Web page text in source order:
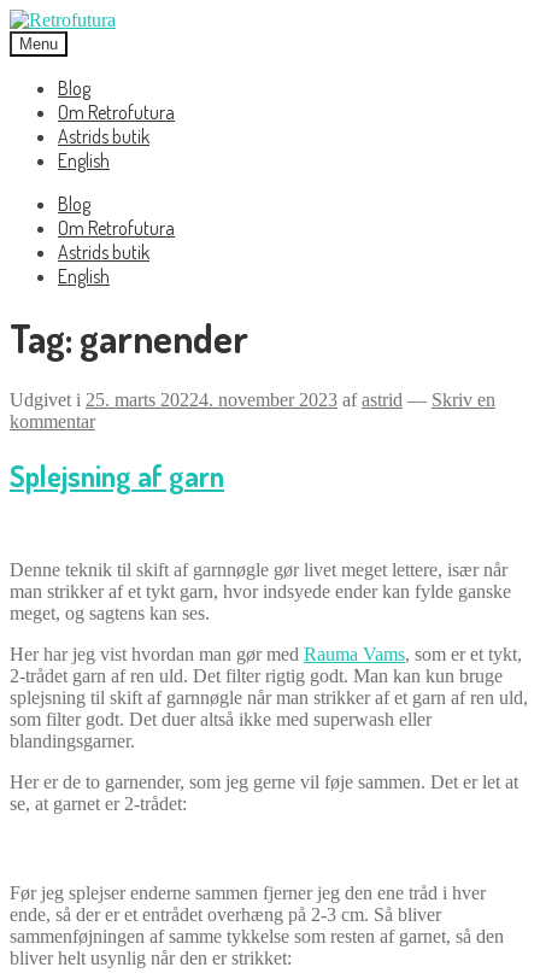
Spring
til
navigation
Spring
til
indhold
Menu
Blog
Om Retrofutura
Astrids butik
English
Blog
Om Retrofutura
Astrids butik
English
Tag:garnender
Udgivet i 25. marts 20224. november 2023 afastrid — Skriv en
kommentar
Splejsning af garn
Denne teknik til skift af garnnøgle gør livet meget lettere, især når
man strikker af et tykt garn, hvor indsyede ender kan fylde ganske
meget, og sagtens kan ses.
Her har jeg vist hvordan man gør med Rauma Vams, som er et tykt,
2-trådet garn af ren uld. Det filter rigtig godt. Man kan kun bruge
splejsning til skift af garnnøgle når man strikker af et garn af ren uld,
som filter godt. Det duer altså ikke med superwash eller
blandingsgarner.
Her er de to garnender, som jeg gerne vil føje sammen. Det er let at
se, at garnet er 2-trådet:
Før jeg splejser enderne sammen fjerner jeg den ene tråd i hver
ende, så der er et entrådet overhæng på 2-3 cm. Så bliver
sammenføjningen af samme tykkelse som resten af garnet, så den
bliver helt usynlig når den er strikket: